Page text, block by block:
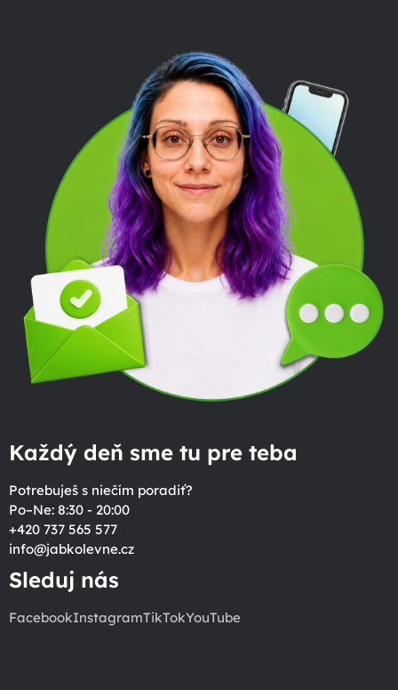
Každý deň sme tu pre teba
Potrebuješ s niečím poradiť?
Po–Ne: 8:30 - 20:00
+420 737 565 577
info@jabkolevne.cz
Sleduj nás
FacebookInstagramTikTokYouTube